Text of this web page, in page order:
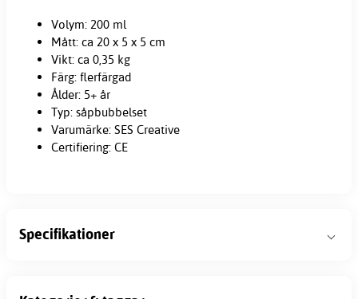
Volym: 200 ml
Mått: ca 20 x 5 x 5 cm
Vikt: ca 0,35 kg
Färg: flerfärgad
Ålder: 5+ år
Typ: såpbubbelset
Varumärke: SES Creative
Certifiering: CE
Specifikationer